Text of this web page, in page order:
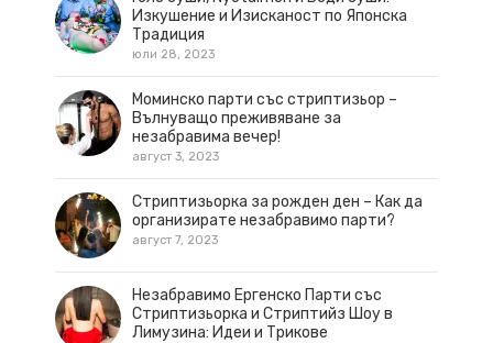
Изкушение и Изисканост по Японска
Традиция
юли 28, 2023
Моминско парти със стриптизьор –
Вълнуващо преживяване за
незабравима вечер!
август 3, 2023
Стриптизьорка за рожден ден – Как да
организирате незабравимо парти?
август 7, 2023
Незабравимо Ергенско Парти със
Стриптизьорка и Стриптийз Шоу в
Лимузина: Идеи и Трикове